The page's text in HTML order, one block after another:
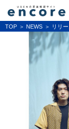
TOP NEWS リリ